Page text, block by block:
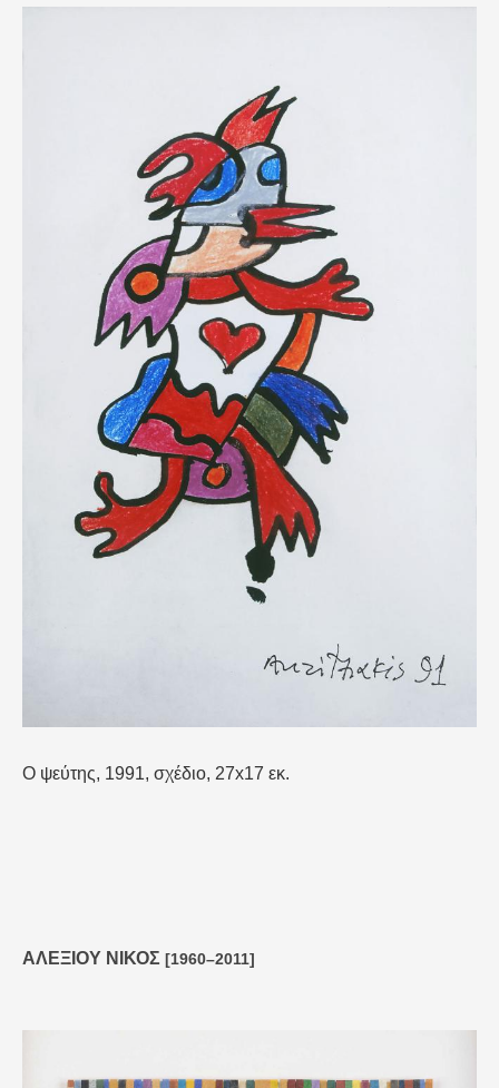
Ο ψεύτης, 1991, σχέδιο, 27x17 εκ.
ΑΛΕΞΙΟΥ ΝΙΚΟΣ [1960–2011]